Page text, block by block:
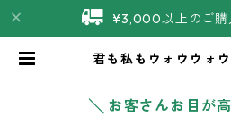
¥3,000以上のご購
君も私もウォウウォ
╲ お客さんお目が